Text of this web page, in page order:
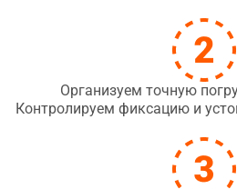
Организуем точную
Контролируем фиксацию и